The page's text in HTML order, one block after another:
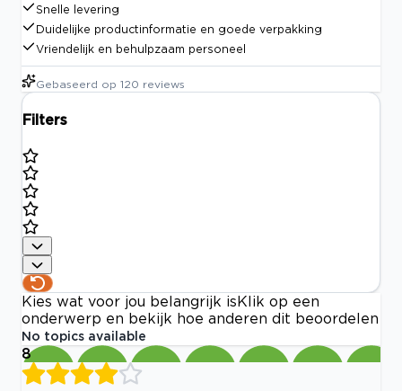
Snelle levering
Duidelijke productinformatie en goede verpakking
Vriendelijk en behulpzaam personeel
Gebaseerd op 120 reviews
Filters
Kies wat voor jou belangrijk is Klik op een
onderwerp en bekijk hoe anderen dit beoordelen
No topics available
8